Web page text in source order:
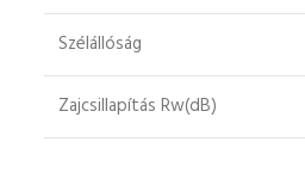
Szélállóság
Zajcsillapítás Rw(dB)